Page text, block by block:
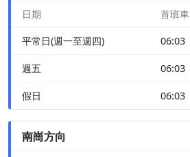
日期 首班車
平常日(週一至週四) 06:03
週五 06:03
假日 06:03
南崗方向